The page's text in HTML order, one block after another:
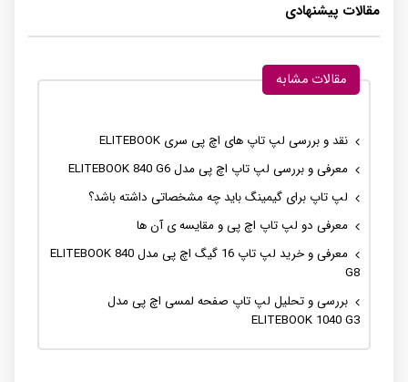
مقالات پیشنهادی
مقالات مشابه
نقد و بررسی لپ تاپ های اچ پی سری ELITEBOOK
معرفی و بررسی لپ تاپ اچ پی مدل ELITEBOOK 840 G6
لپ تاپ برای گیمینگ باید چه مشخصاتی داشته باشد؟
معرفی دو لپ تاپ اچ پی و مقایسه ی آن ها
معرفی و خرید لپ تاپ 16 گیگ اچ پی مدل ELITEBOOK 840
G8
بررسی و تحلیل لپ تاپ صفحه لمسی اچ پی مدل
ELITEBOOK 1040 G3